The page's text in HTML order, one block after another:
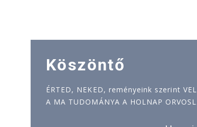
Köszöntő
ÉRTED, NEKED, reményeink szerint
A MA TUDOMÁNYA A HOLNAP